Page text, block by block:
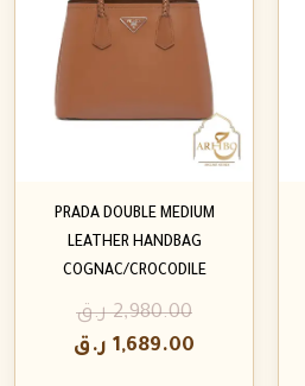
PRADA DOUBLE MEDIUM
LEATHER HANDBAG
COGNAC/CROCODILE
2,980.00 ر.ق
1,689.00 ر.ق